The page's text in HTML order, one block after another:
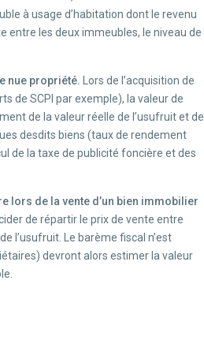
à usage d’habitation dont le revenu
entre les deux immeubles, le niveau de
nue propriété.
Lors de l’acquisition de
de SCPI par exemple), la valeur de
de la valeur réelle de l’usufruit et de
desdits biens (taux de rendement
de la taxe de publicité foncière et des
lors de la vente d’un bien immobilier
de répartir le prix de vente entre
l’usufruit. Le barème fiscal n’est
devront alors estimer la valeur